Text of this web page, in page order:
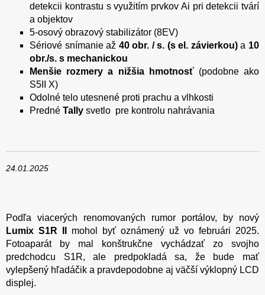
detekcii kontrastu s využitím prvkov Ai pri detekcii tvárí
a objektov
5-osový obrazový stabilizátor (8EV)
Sériové snímanie až 40 obr. / s. (s el. závierkou)a 10
obr./s. s mechanickou
Menšie rozmery a nižšia hmotnosť (podobne ako
S5II X)
Odolné telo utesnené proti prachu a vlhkosti
Predné Tally svetlo pre kontrolu nahrávania
24.01.2025
Podľa viacerých renomovaných rumor portálov, by nový
Lumix S1R II
mohol byť oznámený už vo februári 2025.
Fotoaparát by mal konštrukčne vychádzať zo svojho
predchodcu S1R, ale predpokladá sa, že bude mať
vylepšený hľadáčik a pravdepodobne aj väčší výklopný LCD
displej.